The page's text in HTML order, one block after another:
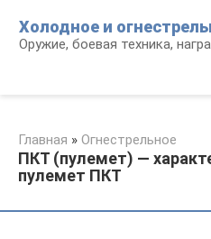
контенту
Холодное и
Оружие, боевая техника,
Главная » Огнестрельное
ПКТ (пулемет) —
пулемет ПКТ